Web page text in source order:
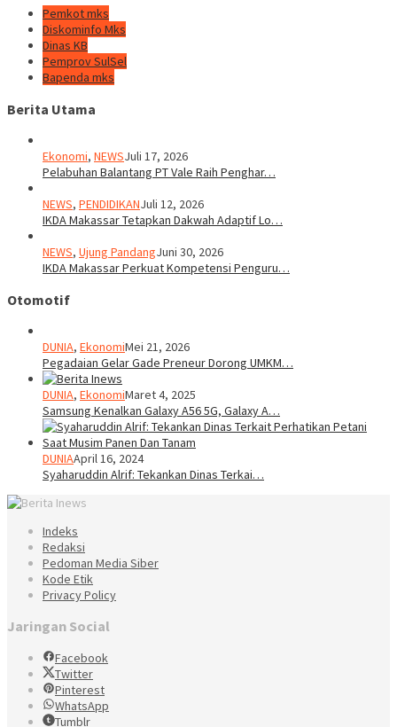
Pemkot mks
Diskominfo Mks
Dinas KB
Pemprov SulSel
Bapenda mks
Berita Utama
Ekonomi, NEWSJuli 17, 2026
Pelabuhan Balantang PT Vale Raih Penghar…
NEWS, PENDIDIKANJuli 12, 2026
IKDA Makassar Tetapkan Dakwah Adaptif Lo…
NEWS, Ujung PandangJuni 30, 2026
IKDA Makassar Perkuat Kompetensi Penguru…
Otomotif
DUNIA, EkonomiMei 21, 2026
Pegadaian Gelar Gade Preneur Dorong UMKM…
DUNIA, EkonomiMaret 4, 2025
Samsung Kenalkan Galaxy A56 5G, Galaxy A…
DUNIAApril 16, 2024
Syaharuddin Alrif: Tekankan Dinas Terkai…
Indeks
Redaksi
Pedoman Media Siber
Kode Etik
Privacy Policy
Jaringan Social
Facebook
Twitter
Pinterest
WhatsApp
Tumblr